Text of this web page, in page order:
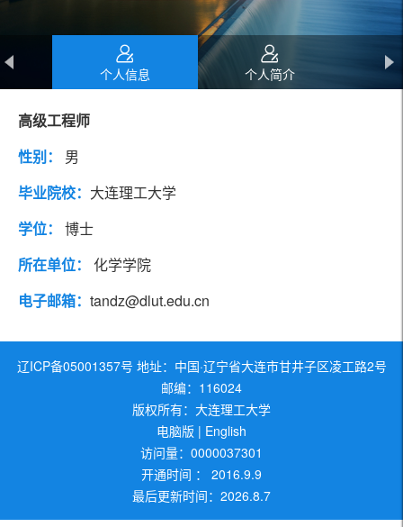
个人信息 个人简介
工作经历
高级工程师
性别： 男
毕业院校： 大连理工大学
学位： 博士
所在单位： 化学学院
电子邮箱： tandz@dlut.edu.cn
辽ICP备05001357号 地址：中国·辽宁省大连市甘井子区凌工路2号
邮编：116024
版权所有：大连理工大学
电脑版 | English
访问量： 0000037301
开通时间 ： 2016.9.9
最后更新时间： 2026.8.7